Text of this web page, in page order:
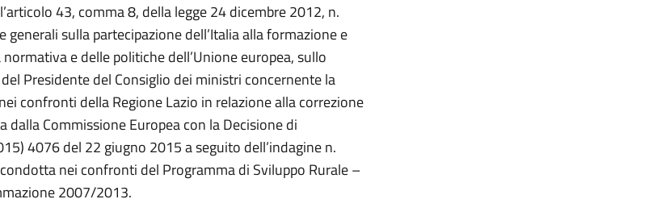
43, comma 8, della legge 24 dicembre 2012, n.
generali sulla partecipazione dell’Italia alla formazione e
e delle politiche dell’Unione europea, sullo
Presidente del Consiglio dei ministri concernente la
confronti della Regione Lazio in relazione alla correzione
dalla Commissione Europea con la Decisione di
4076 del 22 giugno 2015 a seguito dell’indagine n.
nei confronti del Programma di Sviluppo Rurale –
2007/2013.